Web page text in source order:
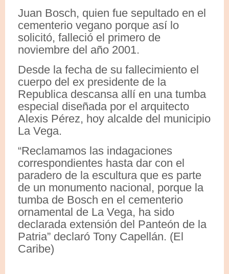
Juan Bosch, quien fue sepultado en el
cementerio vegano porque así lo
solicitó, falleció el primero de
noviembre del año 2001.
Desde la fecha de su fallecimiento el
cuerpo del ex presidente de la
Republica descansa allí en una tumba
especial diseñada por el arquitecto
Alexis Pérez, hoy alcalde del municipio
La Vega.
“Reclamamos las indagaciones
correspondientes hasta dar con el
paradero de la escultura que es parte
de un monumento nacional, porque la
tumba de Bosch en el cementerio
ornamental de La Vega, ha sido
declarada extensión del Panteón de la
Patria” declaró Tony Capellán. (El
Caribe)